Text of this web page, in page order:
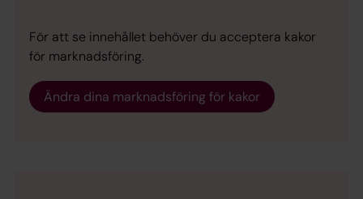
För att se innehållet behöver du acceptera kakor
för marknadsföring.
Ändra dina marknadsföring för kakor